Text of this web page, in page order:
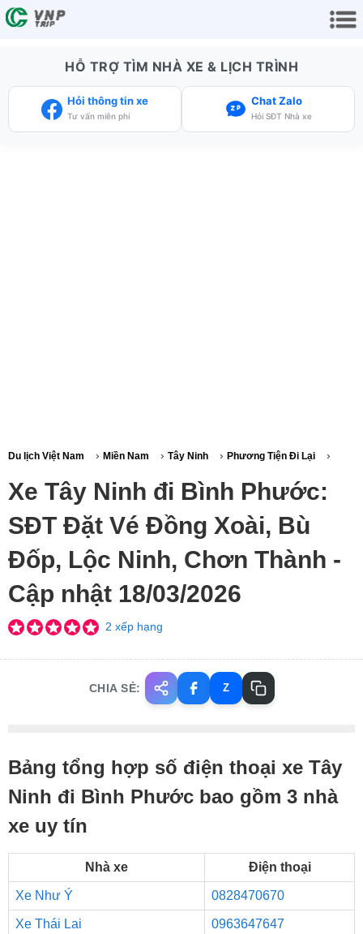
HỖ TRỢ TÌM NHÀ XE & LỊCH TRÌNH
Hỏi thông tin xe
Tư vấn miễn phí
Chat Zalo
Hỏi SĐT Nhà xe
Du lịch Việt Nam › Miền Nam › Tây Ninh › Phương Tiện Đi Lại ›
Xe Tây Ninh đi Bình Phước:
SĐT Đặt Vé Đồng Xoài, Bù
Đốp, Lộc Ninh, Chơn Thành -
Cập nhật 18/03/2026
2 xếp hạng
CHIA SẺ: Z
Bảng tổng hợp số điện thoại xe Tây
Ninh đi Bình Phước bao gồm 3 nhà
xe uy tín
Nhà xe Điện thoại
Xe Như Ý 0828470670
Xe Thái Lai 0963647647